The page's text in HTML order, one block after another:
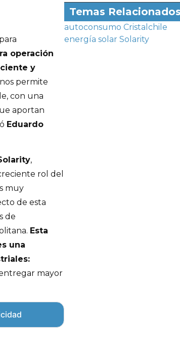
operación
y
permite
con una
aportan
Eduardo
,
rol del
muy
de esta
de
Esta
una
mayor
Temas Relacionados
autoconsumo Cristalchile
energía solar Solarity